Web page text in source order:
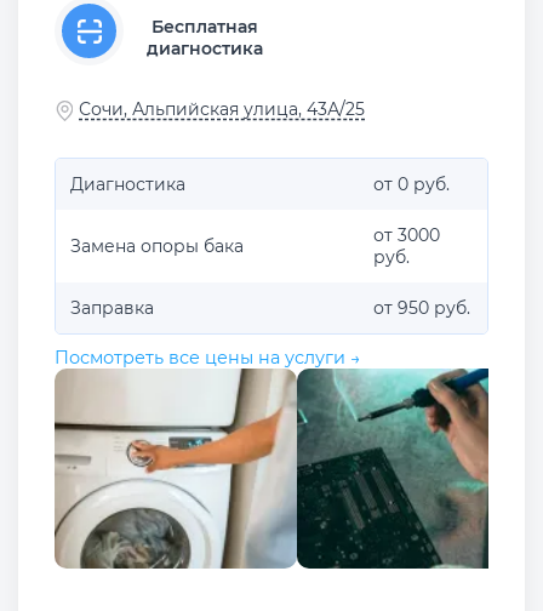
Бесплатная
диагностика
Сочи, Альпийская улица, 43А/25
Диагностика от 0 руб.
Замена опоры бака
от 3000
руб.
Заправка от 950 руб.
Посмотреть все цены на услуги →